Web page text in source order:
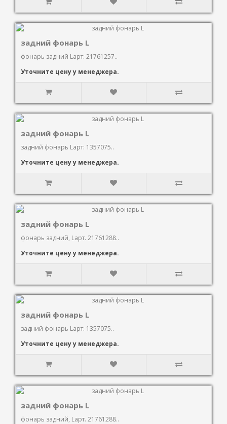
задний фонарь L
фонарь задний Lарт: 21761257..
Уточните цену у менеджера.
задний фонарь L
задний фонарь Lарт: 1357075..
Уточните цену у менеджера.
задний фонарь L
фонарь задний, Lарт. 21761288..
Уточните цену у менеджера.
задний фонарь L
задний фонарь Lарт: 1357075..
Уточните цену у менеджера.
задний фонарь L
фонарь задний, Lарт. 21761288..